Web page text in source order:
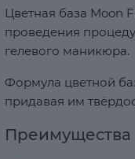
Цветная база Moon
проведения
гелевого маникюра.
Формула цветной
придавая им
Преимущества